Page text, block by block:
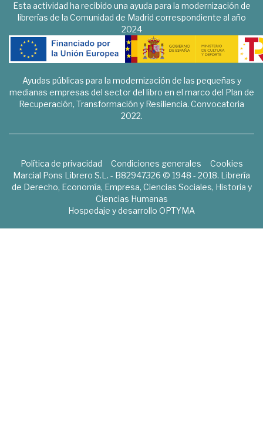
Esta actividad ha recibido una ayuda para la modernización de
librerías de la Comunidad de Madrid correspondiente al año
2024
Ayudas públicas para la modernización de las pequeñas y
medianas empresas del sector del libro en el marco del Plan de
Recuperación, Transformación y Resiliencia. Convocatoria
2022.
Política de privacidad Condiciones generales
Cookies
Marcial Pons Librero S.L. - B82947326 © 1948 - 2018. Librería
de Derecho, Economía, Empresa, Ciencias Sociales, Historia y
Ciencias Humanas
Hospedaje y desarrollo OPTYMA